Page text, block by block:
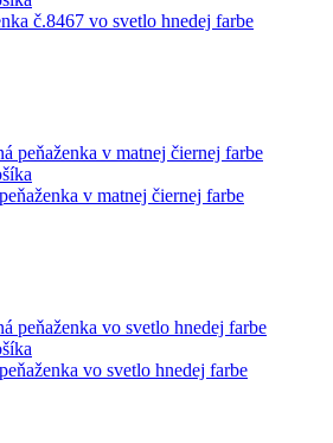
č.8467 vo svetlo hnedej farbe
v matnej čiernej farbe
vo svetlo hnedej farbe